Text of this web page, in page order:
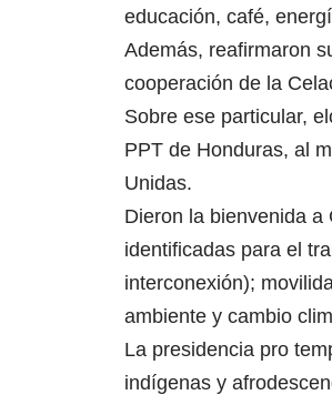
educación, café,
Además, reafirmaron
cooperación de la
Sobre ese particular,
PPT de Honduras, al
Unidas.
Dieron la bienvenida
identificadas para el
interconexión);
ambiente y cambio
La presidencia pro
indígenas y